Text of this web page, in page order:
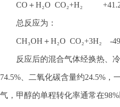
CO＋H₂O CO₂+H₂
总反应为：
CH₃OH＋H₂O CO₂+3H₂ -
反应后的混合气体经换热、冷
74.5%、二氧化碳含量约24.5%，
气，甲醇的单程转化率通常在